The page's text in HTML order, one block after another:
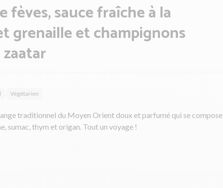
fèves, sauce fraîche à la
grenaille et champignons
Végétarien
traditionnel du Moyen Orient doux et parfumé qui se compose
sumac, thym et origan. Tout un voyage !